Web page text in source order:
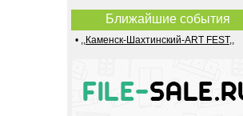
Ближайшие события
• ,,Каменск-Шахтинский-ART FEST,,